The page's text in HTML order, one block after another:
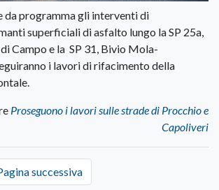
da programma gli interventi di
superficiali di asfalto lungo la SP 25a,
Campo e la SP 31, Bivio Mola-
i lavori di rifacimento della
Proseguono i lavori sulle strade di Procchio e
Capoliveri
successiva